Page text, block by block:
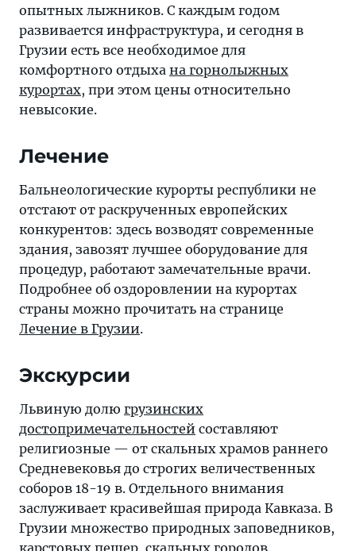
опытных лыжников. С каждым годом
развивается инфраструктура, и сегодня в
Грузии есть все необходимое для
комфортного отдыха на горнолыжных
курортах, при этом цены относительно
невысокие.
Лечение
Бальнеологические курорты республики не
отстают от раскрученных европейских
конкурентов: здесь возводят современные
здания, завозят лучшее оборудование для
процедур, работают замечательные врачи.
Подробнее об оздоровлении на курортах
страны можно прочитать на странице
Лечение в Грузии.
Экскурсии
Львиную долю грузинских
достопримечательностей составляют
религиозные — от скальных храмов раннего
Средневековья до строгих величественных
соборов 18-19 в. Отдельного внимания
заслуживает красивейшая природа Кавказа. В
Грузии множество природных заповедников,